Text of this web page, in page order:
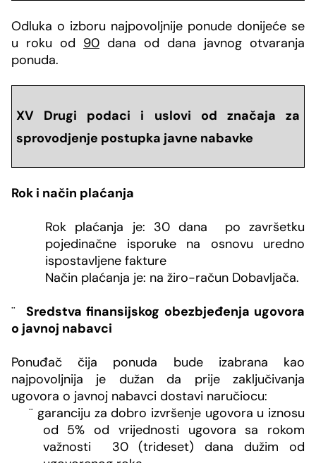
Odluka o izboru najpovoljnije ponude donijeće se
u roku od 90 dana od dana javnog otvaranja
ponuda.
XV Drugi podaci i uslovi od značaja za
sprovodjenje postupka javne nabavke
Rok i način plaćanja
Rok plaćanja je: 30 dana po završetku
pojedinačne isporuke na osnovu uredno
ispostavljene fakture
Način plaćanja je: na žiro-račun Dobavljača.
¨
Sredstva finansijskog obezbjeđenja ugovora
o javnoj nabavci
Ponuđač čija ponuda bude izabrana kao
najpovoljnija je dužan da prije zaključivanja
ugovora o javnoj nabavci dostavi naručiocu:
¨ garanciju za dobro izvršenje ugovora u iznosu
od 5% od vrijednosti ugovorasa rokom
važnosti 30 (trideset) dana dužim od